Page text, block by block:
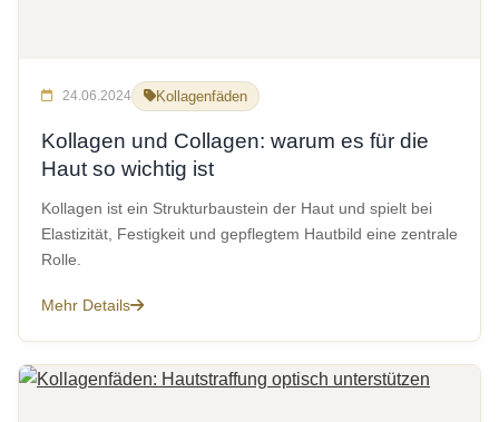
24.06.2024 Kollagenfäden
Kollagen und Collagen: warum es für die
Haut so wichtig ist
Kollagen ist ein Strukturbaustein der Haut und spielt bei
Elastizität, Festigkeit und gepflegtem Hautbild eine zentrale
Rolle.
Mehr Details